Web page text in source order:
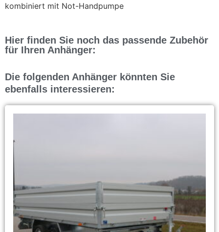
kombiniert mit Not-Handpumpe
Hier finden Sie noch das passende Zubehör
für Ihren Anhänger:
Die folgenden Anhänger könnten Sie
ebenfalls interessieren: